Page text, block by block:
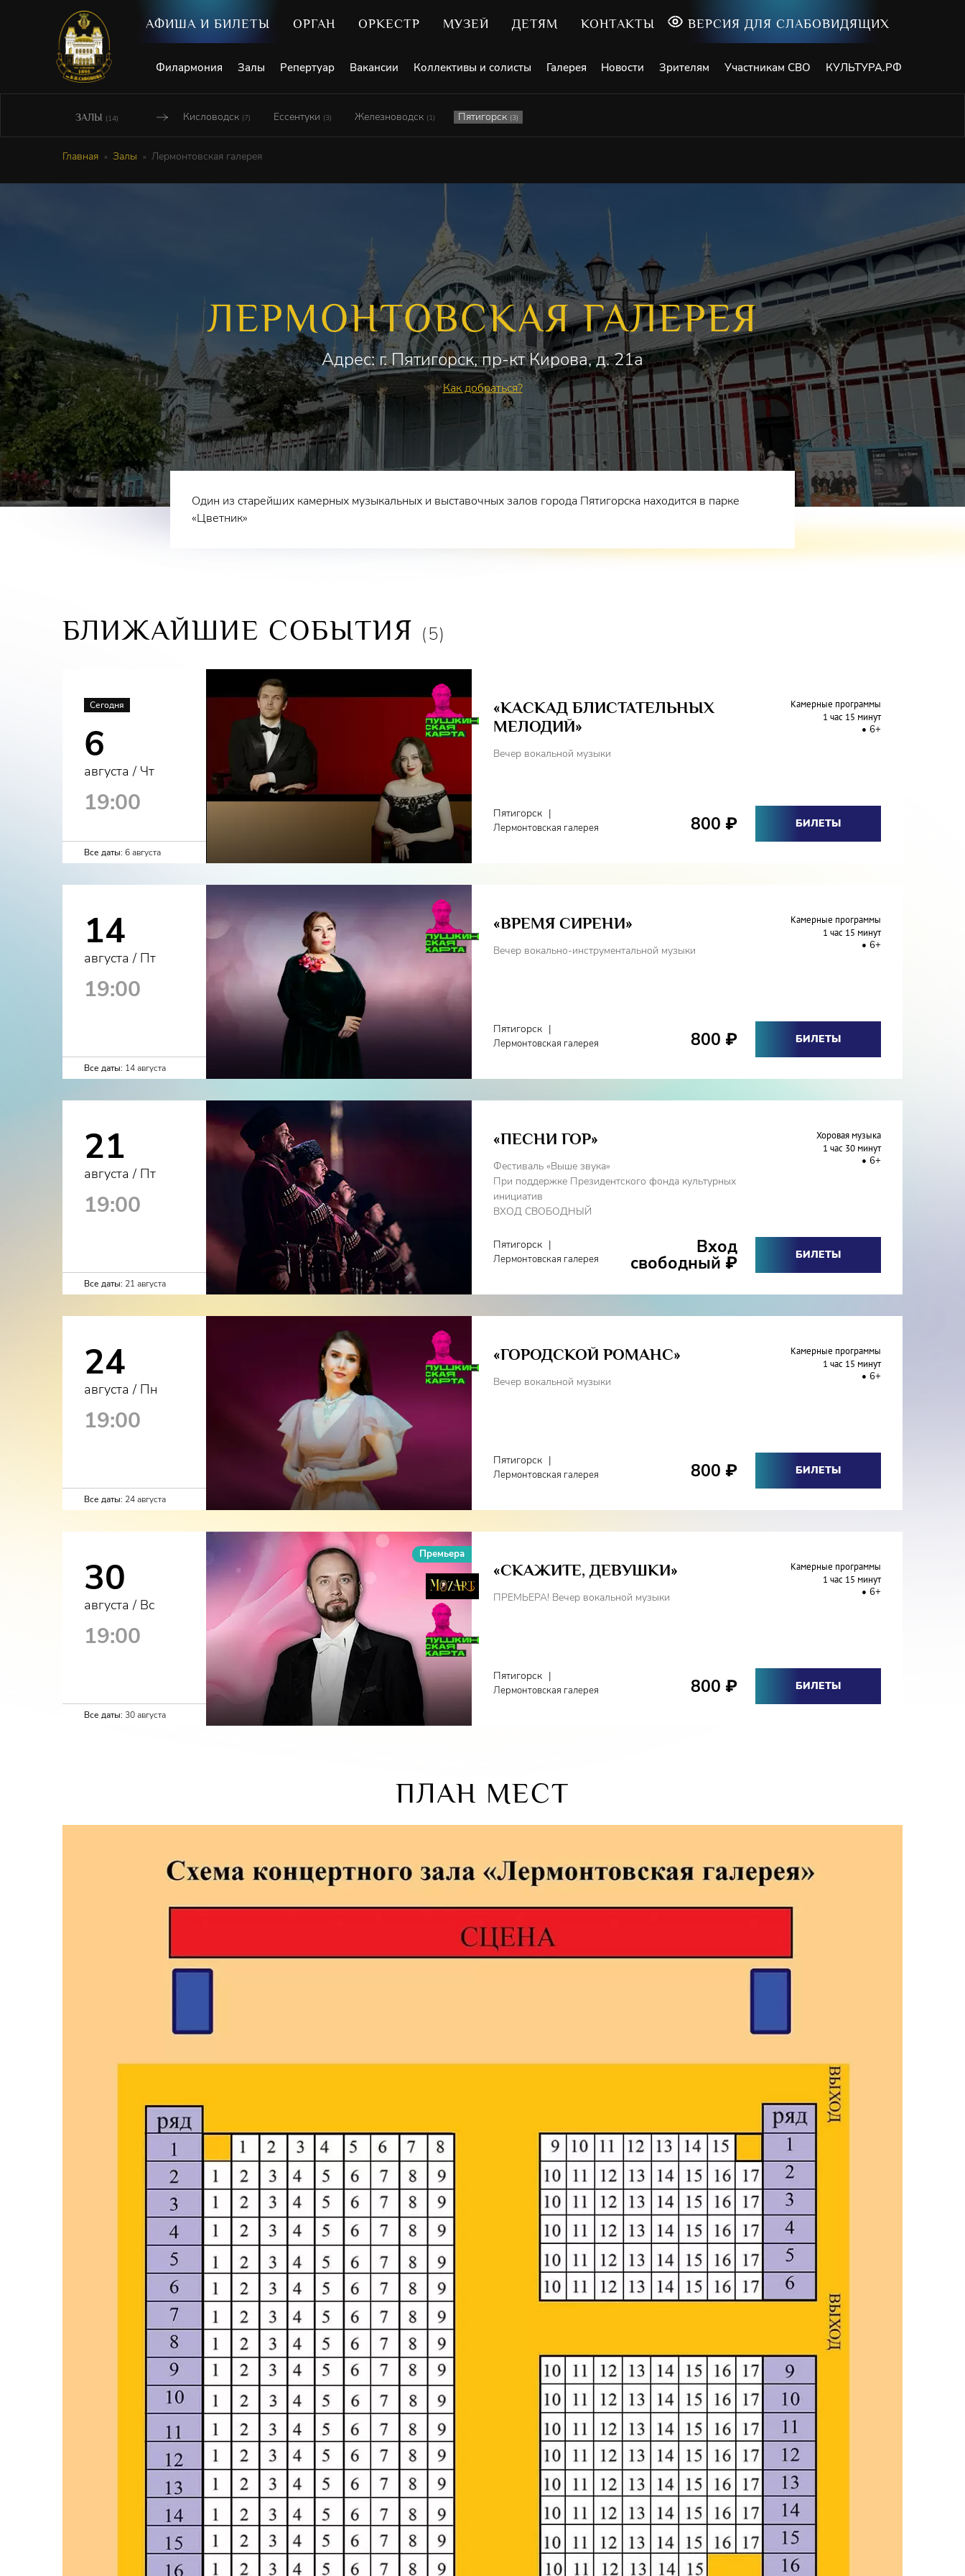
АФИША И БИЛЕТЫ ОРГАН ОРКЕСТР МУЗЕЙ ДЕТЯМ КОНТАКТЫ ВЕРСИЯ ДЛЯ СЛАБОВИДЯЩИХ
Филармония Залы Репертуар Вакансии Коллективы и солисты Галерея Новости Зрителям Участникам СВО КУЛЬТУРА.РФ
ЗАЛЫ (14) Кисловодск (7) Ессентуки (3) Железноводск (1) Пятигорск (3)
Главная Залы Лермонтовская галерея
ЛЕРМОНТОВСКАЯ ГАЛЕРЕЯ
Адрес: г. Пятигорск, пр-кт Кирова, д. 21а
Как добраться?
Один из старейших камерных музыкальных и выставочных залов города Пятигорска находится в парке
«Цветник»
БЛИЖАЙШИЕ СОБЫТИЯ (5)
Сегодня
6
августа / Чт
19:00
Все даты: 6 августа
«КАСКАД БЛИСТАТЕЛЬНЫХ
МЕЛОДИЙ»
Вечер вокальной музыки
Пятигорск |
Лермонтовская галерея 800 ₽
Камерные программы
1 час 15 минут
6+
БИЛЕТЫ
14
августа / Пт
19:00
Все даты: 14 августа
«ВРЕМЯ СИРЕНИ»
Вечер вокально-инструментальной музыки
Пятигорск |
Лермонтовская галерея 800 ₽
Камерные программы
1 час 15 минут
6+
БИЛЕТЫ
21
августа / Пт
19:00
Все даты: 21 августа
«ПЕСНИ ГОР»
Фестиваль «Выше звука»
При поддержке Президентского фонда культурных
инициатив
ВХОД СВОБОДНЫЙ
Пятигорск |
Лермонтовская галерея
Вход
свободный ₽
Хоровая музыка
1 час 30 минут
6+
БИЛЕТЫ
24
августа / Пн
19:00
Все даты: 24 августа
«ГОРОДСКОЙ РОМАНС»
Вечер вокальной музыки
Пятигорск |
Лермонтовская галерея 800 ₽
Камерные программы
1 час 15 минут
6+
БИЛЕТЫ
30
августа / Вс
19:00
Все даты: 30 августа
Премьера
«СКАЖИТЕ, ДЕВУШКИ»
ПРЕМЬЕРА! Вечер вокальной музыки
Пятигорск |
Лермонтовская галерея 800 ₽
Камерные программы
1 час 15 минут
6+
БИЛЕТЫ
ПЛАН МЕСТ